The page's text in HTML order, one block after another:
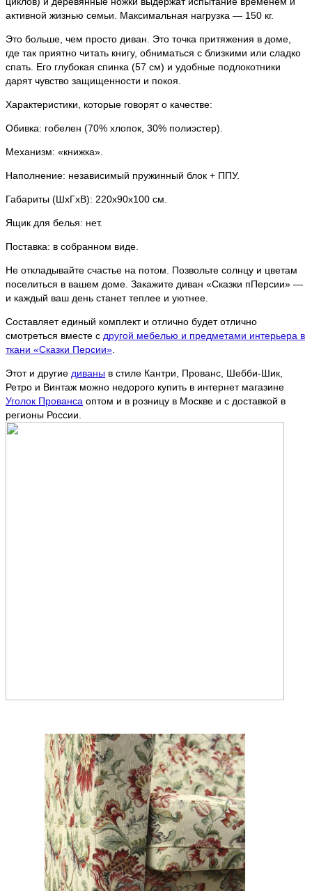
активной жизнью семьи. Максимальная нагрузка — 150 кг.
Это больше, чем просто диван. Это точка притяжения в доме,
где так приятно читать книгу, обниматься с близкими или сладко
спать. Его глубокая спинка (57 см) и удобные подлокотники
дарят чувство защищенности и покоя.
Характеристики, которые говорят о качестве:
Обивка: гобелен (70% хлопок, 30% полиэстер).
Механизм: «книжка».
Наполнение: независимый пружинный блок + ППУ.
Габариты (ШхГхВ): 220х90х100 см.
Ящик для белья: нет.
Поставка: в собранном виде.
Не откладывайте счастье на потом. Позвольте солнцу и цветам
поселиться в вашем доме. Закажите диван «Сказки пПерсии» —
и каждый ваш день станет теплее и уютнее.
Составляет единый комплект и отлично будет отлично
смотреться вместе с другой мебелью и предметами интерьера в
ткани «Сказки Персии»
Этот и другие диваны в стиле Кантри, Прованс, Шебби-Шик,
Ретро и Винтаж можно недорого купить в интернет магазине
Уголок Прованса оптом и в розницу в Москве и с доставкой в
регионы России.